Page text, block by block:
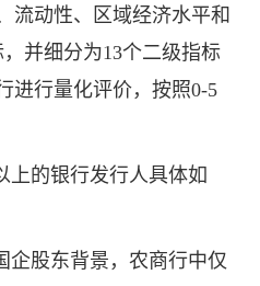
流动性、区域经济水平和
并细分为13个二级指标
进行量化评价，按照0-5
上的银行发行人具体如
企股东背景，农商行中仅